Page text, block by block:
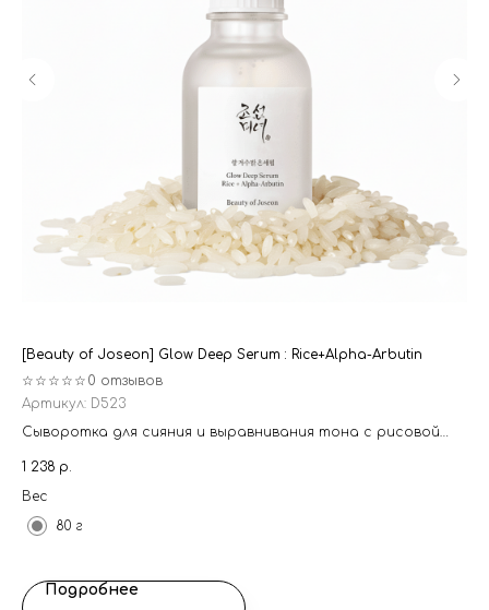
[Beauty of Joseon] Glow Deep Serum : Rice+Alpha-Arbutin
☆☆☆☆☆ 0 отзывов
Артикул: D523
Сыворотка для сияния и выравнивания тона с рисовой
1 238 р.
Вес
80 г
Подробнее